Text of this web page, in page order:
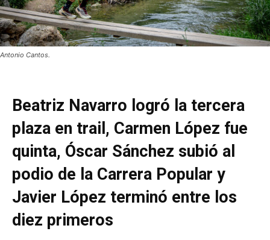
Antonio Cantos.
Beatriz Navarro logró la tercera
plaza en trail, Carmen López fue
quinta, Óscar Sánchez subió al
podio de la Carrera Popular y
Javier López terminó entre los
diez primeros